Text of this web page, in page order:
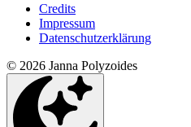
Credits
Impressum
Datenschutzerklärung
© 2026 Janna Polyzoides